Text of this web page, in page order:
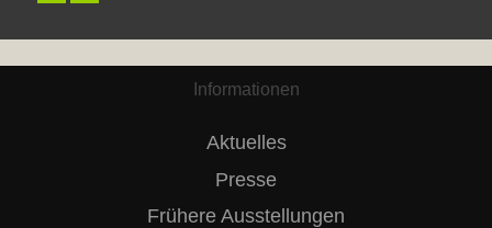
Informationen
Aktuelles
Presse
Frühere Ausstellungen